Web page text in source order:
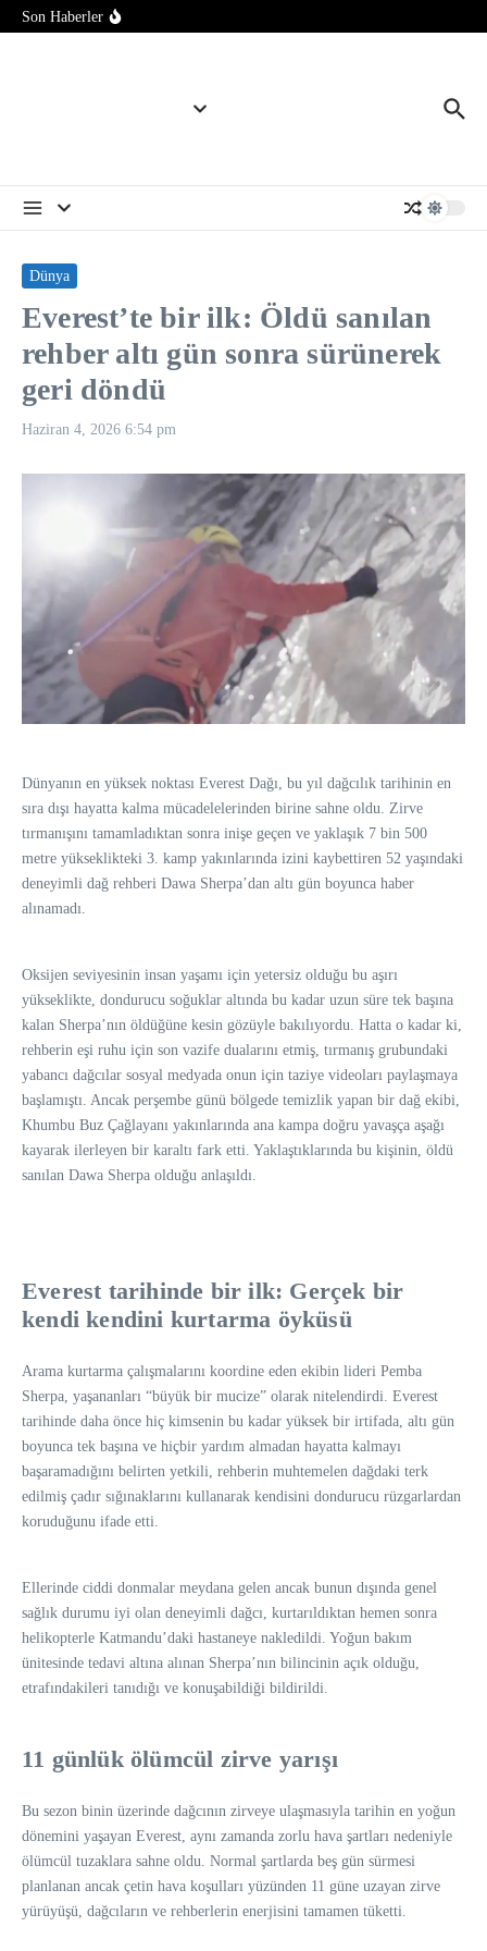
İçeriğe atla
Son Haberler
Dünya
Everest’te bir ilk: Öldü sanılan
rehber altı gün sonra sürünerek
geri döndü
Haziran 4, 2026 6:54 pm
Dünyanın en yüksek noktası Everest Dağı, bu yıl dağcılık tarihinin en
sıra dışı hayatta kalma mücadelelerinden birine sahne oldu. Zirve
tırmanışını tamamladıktan sonra inişe geçen ve yaklaşık 7 bin 500
metre yükseklikteki 3. kamp yakınlarında izini kaybettiren 52 yaşındaki
deneyimli dağ rehberi Dawa Sherpa’dan altı gün boyunca haber
alınamadı.
Oksijen seviyesinin insan yaşamı için yetersiz olduğu bu aşırı
yükseklikte, dondurucu soğuklar altında bu kadar uzun süre tek başına
kalan Sherpa’nın öldüğüne kesin gözüyle bakılıyordu. Hatta o kadar ki,
rehberin eşi ruhu için son vazife dualarını etmiş, tırmanış grubundaki
yabancı dağcılar sosyal medyada onun için taziye videoları paylaşmaya
başlamıştı. Ancak perşembe günü bölgede temizlik yapan bir dağ ekibi,
Khumbu Buz Çağlayanı yakınlarında ana kampa doğru yavaşça aşağı
kayarak ilerleyen bir karaltı fark etti. Yaklaştıklarında bu kişinin, öldü
sanılan Dawa Sherpa olduğu anlaşıldı.
Everest tarihinde bir ilk: Gerçek bir
kendi kendini kurtarma öyküsü
Arama kurtarma çalışmalarını koordine eden ekibin lideri Pemba
Sherpa, yaşananları “büyük bir mucize” olarak nitelendirdi. Everest
tarihinde daha önce hiç kimsenin bu kadar yüksek bir irtifada, altı gün
boyunca tek başına ve hiçbir yardım almadan hayatta kalmayı
başaramadığını belirten yetkili, rehberin muhtemelen dağdaki terk
edilmiş çadır sığınaklarını kullanarak kendisini dondurucu rüzgarlardan
koruduğunu ifade etti.
Ellerinde ciddi donmalar meydana gelen ancak bunun dışında genel
sağlık durumu iyi olan deneyimli dağcı, kurtarıldıktan hemen sonra
helikopterle Katmandu’daki hastaneye nakledildi. Yoğun bakım
ünitesinde tedavi altına alınan Sherpa’nın bilincinin açık olduğu,
etrafındakileri tanıdığı ve konuşabildiği bildirildi.
11 günlük ölümcül zirve yarışı
Bu sezon binin üzerinde dağcının zirveye ulaşmasıyla tarihin en yoğun
dönemini yaşayan Everest, aynı zamanda zorlu hava şartları nedeniyle
ölümcül tuzaklara sahne oldu. Normal şartlarda beş gün sürmesi
planlanan ancak çetin hava koşulları yüzünden 11 güne uzayan zirve
yürüyüşü, dağcıların ve rehberlerin enerjisini tamamen tüketti.